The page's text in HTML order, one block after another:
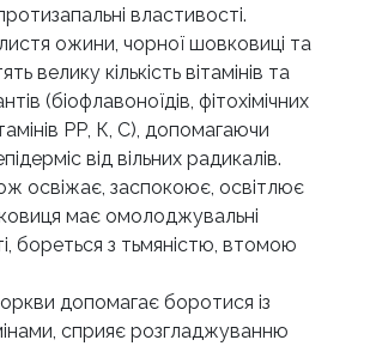
властивості.
ожини, чорної шовковиці та
велику кількість вітамінів та
(біофлавоноїдів, фітохімічних
РР, К, С), допомагаючи
від вільних радикалів.
освіжає, заспокоює, освітлює
має омолоджувальні
бореться з тьмяністю, втомою
допомагає боротися із
сприяє розгладжуванню